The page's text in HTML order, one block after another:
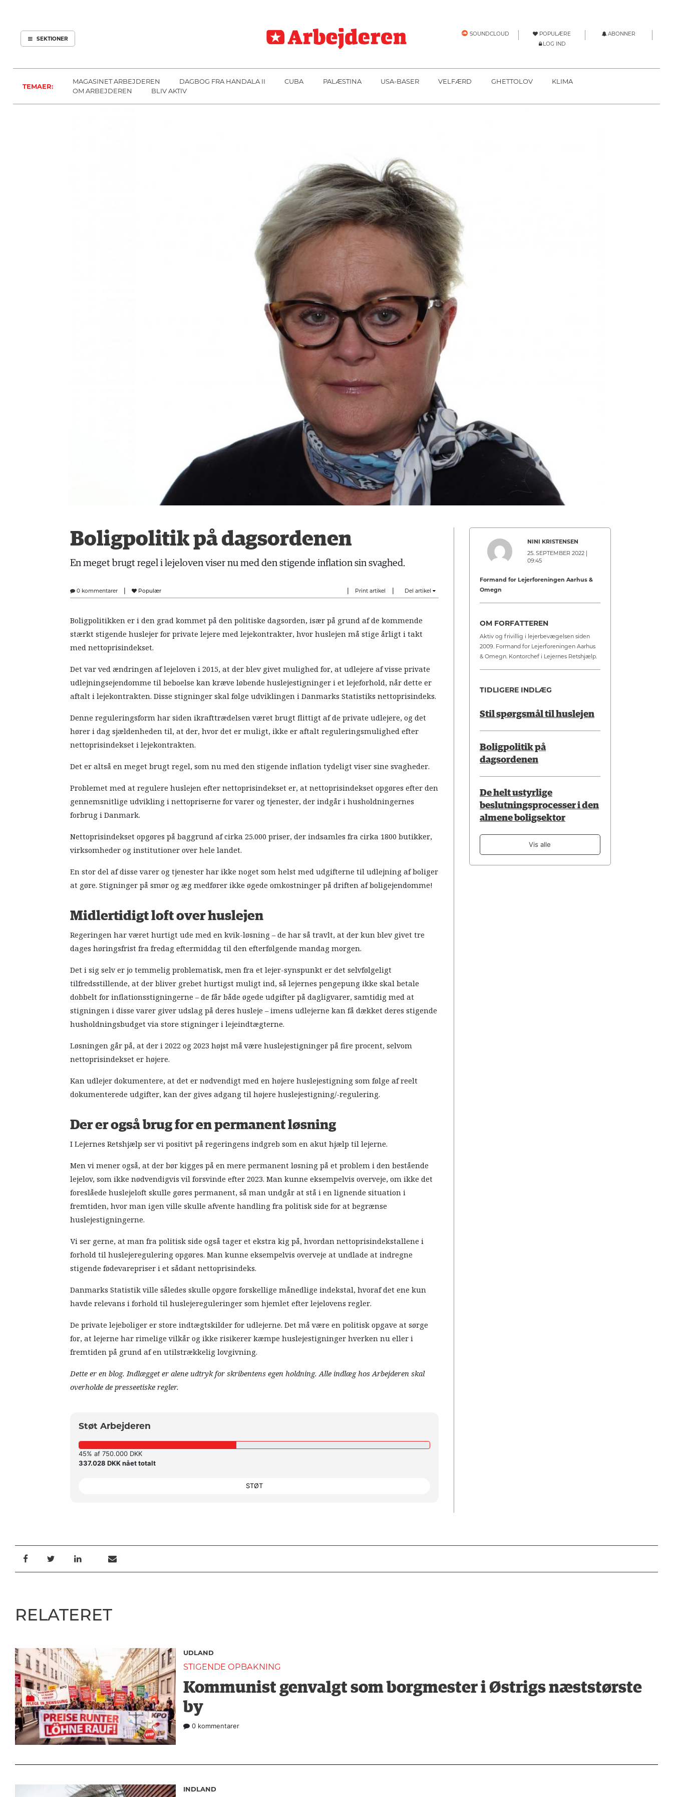
SEKTIONER
ARBEJDEREN
MENER
UDLAND
SOUNDCLOUD
ABONNER
LOG IND
OM
SEKTIONER
SOUNDCLOUD POPULÆRE
ABONNER
LOG IND
TEMAER:
MAGASINET ARBEJDEREN DAGBOG FRA HANDALA II CUBA PALÆSTINA USA-BASER VELFÆRD GHETTOLOV
KLIMA
OM ARBEJDEREN
BLIV AKTIV
Boligpolitik på dagsordenen
En meget brugt regel i lejeloven viser nu med den stigende inflation sin svaghed.
0 kommentarer Populær Print artikel Del artikel
Boligpolitikken er i den grad kommet på den politiske dagsorden, især på grund af de kommende
stærkt stigende huslejer for private lejere med lejekontrakter, hvor huslejen må stige årligt i takt
med nettoprisindekset.
Det var ved ændringen af lejeloven i 2015, at der blev givet mulighed for, at udlejere af visse private
udlejningsejendomme til beboelse kan kræve løbende huslejestigninger i et lejeforhold, når dette er
aftalt i lejekontrakten. Disse stigninger skal følge udviklingen i Danmarks Statistiks nettoprisindeks.
Denne reguleringsform har siden ikrafttrædelsen været brugt flittigt af de private udlejere, og det
hører i dag sjældenheden til, at der, hvor det er muligt, ikke er aftalt reguleringsmulighed efter
nettoprisindekset i lejekontrakten.
Det er altså en meget brugt regel, som nu med den stigende inflation tydeligt viser sine svagheder.
Problemet med at regulere huslejen efter nettoprisindekset er, at nettoprisindekset opgøres efter den
gennemsnitlige udvikling i nettopriserne for varer og tjenester, der indgår i husholdningernes
forbrug i Danmark.
Nettoprisindekset opgøres på baggrund af cirka 25.000 priser, der indsamles fra cirka 1800 butikker,
virksomheder og institutioner over hele landet.
En stor del af disse varer og tjenester har ikke noget som helst med udgifterne til udlejning af boliger
at gøre. Stigninger på smør og æg medfører ikke øgede omkostninger på driften af boligejendomme!
Midlertidigt loft over huslejen
Regeringen har været hurtigt ude med en kvik-løsning – de har så travlt, at der kun blev givet tre
dages høringsfrist fra fredag eftermiddag til den efterfølgende mandag morgen.
Det i sig selv er jo temmelig problematisk, men fra et lejer-synspunkt er det selvfølgeligt
tilfredsstillende, at der bliver grebet hurtigst muligt ind, så lejernes pengepung ikke skal betale
dobbelt for inflationsstigningerne – de får både øgede udgifter på dagligvarer, samtidig med at
stigningen i disse varer giver udslag på deres husleje – imens udlejerne kan få dækket deres stigende
husholdningsbudget via store stigninger i lejeindtægterne.
Løsningen går på, at der i 2022 og 2023 højst må være huslejestigninger på fire procent, selvom
nettoprisindekset er højere.
Kan udlejer dokumentere, at det er nødvendigt med en højere huslejestigning som følge af reelt
dokumenterede udgifter, kan der gives adgang til højere huslejestigning/-regulering.
Der er også brug for en permanent løsning
I Lejernes Retshjælp ser vi positivt på regeringens indgreb som en akut hjælp til lejerne.
Men vi mener også, at der bør kigges på en mere permanent løsning på et problem i den bestående
lejelov, som ikke nødvendigvis vil forsvinde efter 2023. Man kunne eksempelvis overveje, om ikke det
foreslåede huslejeloft skulle gøres permanent, så man undgår at stå i en lignende situation i
fremtiden, hvor man igen ville skulle afvente handling fra politisk side for at begrænse
huslejestigningerne.
Vi ser gerne, at man fra politisk side også tager et ekstra kig på, hvordan nettoprisindekstallene i
forhold til huslejeregulering opgøres. Man kunne eksempelvis overveje at undlade at indregne
stigende fødevarepriser i et sådant nettoprisindeks.
Danmarks Statistik ville således skulle opgøre forskellige månedlige indekstal, hvoraf det ene kun
havde relevans i forhold til huslejereguleringer som hjemlet efter lejelovens regler.
De private lejeboliger er store indtægtskilder for udlejerne. Det må være en politisk opgave at sørge
for, at lejerne har rimelige vilkår og ikke risikerer kæmpe huslejestigninger hverken nu eller i
fremtiden på grund af en utilstrækkelig lovgivning.
Dette er en blog. Indlægget er alene udtryk for skribentens egen holdning. Alle indlæg hos Arbejderen skal
overholde de presseetiske regler.
Støt Arbejderen
45% af 750.000 DKK
337.028 DKK nået totalt
STØT
NINI KRISTENSEN
25. SEPTEMBER 2022 |
09:45
Formand for Lejerforeningen Aarhus &
Omegn
OM FORFATTEREN
Aktiv og frivillig i lejerbevægelsen siden
2009. Formand for Lejerforeningen Aarhus
& Omegn. Kontorchef i Lejernes Retshjælp.
TIDLIGERE INDLÆG
Stil spørgsmål til huslejen
Boligpolitik på
dagsordenen
De helt ustyrlige
beslutningsprocesser i den
almene boligsektor
Vis alle
RELATERET
UDLAND
STIGENDE OPBAKNING
Kommunist genvalgt som borgmester i Østrigs næststørste
by
0 kommentarer
INDLAND